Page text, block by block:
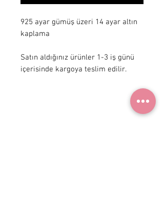
925 ayar gümüş üzeri 14 ayar altın
kaplama
Satın aldığınız ürünler 1-3 iş günü
içerisinde kargoya teslim edilir.